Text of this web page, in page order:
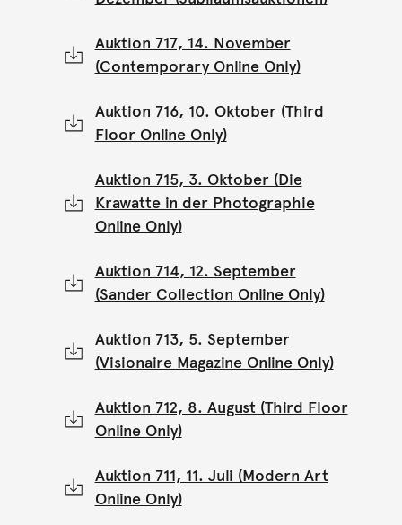
Auktion 717, 14. November
(Contemporary Online Only)
Auktion 716, 10. Oktober (Third
Floor Online Only)
Auktion 715, 3. Oktober (Die
Krawatte in der Photographie
Online Only)
Auktion 714, 12. September
(Sander Collection Online Only)
Auktion 713, 5. September
(Visionaire Magazine Online Only)
Auktion 712, 8. August (Third Floor
Online Only)
Auktion 711, 11. Juli (Modern Art
Online Only)